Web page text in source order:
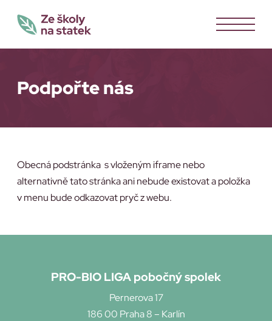
Podpořte nás
Obecná podstránka s vloženým iframe nebo
alternativně tato stránka ani nebude existovat a položka
v menu bude odkazovat pryč z webu.
PRO-BIO LIGA pobočný spolek
Pernerova 17
186 00 Praha 8 – Karlín